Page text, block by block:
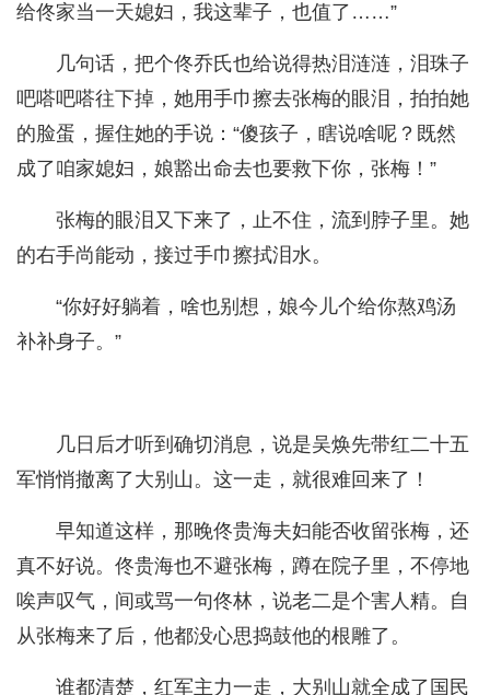
给佟家当一天媳妇，我这辈子，也值了……”
几句话，把个佟乔氏也给说得热泪涟涟，泪珠子
吧嗒吧嗒往下掉，她用手巾擦去张梅的眼泪，拍拍她
的脸蛋，握住她的手说：“傻孩子，瞎说啥呢？既然
成了咱家媳妇，娘豁出命去也要救下你，张梅！”
张梅的眼泪又下来了，止不住，流到脖子里。她
的右手尚能动，接过手巾擦拭泪水。
“你好好躺着，啥也别想，娘今儿个给你熬鸡汤
补补身子。”
几日后才听到确切消息，说是吴焕先带红二十五
军悄悄撤离了大别山。这一走，就很难回来了！
早知道这样，那晚佟贵海夫妇能否收留张梅，还
真不好说。佟贵海也不避张梅，蹲在院子里，不停地
唉声叹气，间或骂一句佟林，说老二是个害人精。自
从张梅来了后，他都没心思捣鼓他的根雕了。
谁都清楚，红军主力一走，大别山就全成了国民